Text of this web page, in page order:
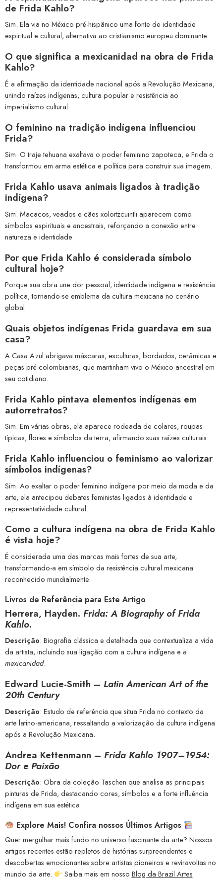
de Frida Kahlo?
Sim. Ela via no México pré-hispânico uma fonte de identidade
espiritual e cultural, alternativa ao cristianismo europeu dominante.
O que significa a mexicanidad na obra de Frida
Kahlo?
É a afirmação da identidade nacional após a Revolução Mexicana,
unindo raízes indígenas, cultura popular e resistência ao
imperialismo cultural.
O feminino na tradição indígena influenciou
Frida?
Sim. O traje tehuana exaltava o poder feminino zapoteca, e Frida o
transformou em arma estética e política para construir sua imagem.
Frida Kahlo usava animais ligados à tradição
indígena?
Sim. Macacos, veados e cães xoloitzcuintli aparecem como
símbolos espirituais e ancestrais, reforçando a conexão entre
natureza e identidade.
Por que Frida Kahlo é considerada símbolo
cultural hoje?
Porque sua obra une dor pessoal, identidade indígena e resistência
política, tornando-se emblema da cultura mexicana no cenário
global.
Quais objetos indígenas Frida guardava em sua
casa?
A Casa Azul abrigava máscaras, esculturas, bordados, cerâmicas e
peças pré-colombianas, que mantinham vivo o México ancestral em
seu cotidiano.
Frida Kahlo pintava elementos indígenas em
autorretratos?
Sim. Em várias obras, ela aparece rodeada de colares, roupas
típicas, flores e símbolos da terra, afirmando suas raízes culturais.
Frida Kahlo influenciou o feminismo ao valorizar
símbolos indígenas?
Sim. Ao exaltar o poder feminino indígena por meio da moda e da
arte, ela antecipou debates feministas ligados à identidade e
representatividade cultural.
Como a cultura indígena na obra de Frida Kahlo
é vista hoje?
É considerada uma das marcas mais fortes de sua arte,
transformando-a em símbolo da resistência cultural mexicana
reconhecido mundialmente.
Livros de Referência para Este Artigo
Herrera, Hayden. Frida: A Biography of Frida
Kahlo.
Descrição: Biografia clássica e detalhada que contextualiza a vida
da artista, incluindo sua ligação com a cultura indígena e a
mexicanidad.
Edward Lucie-Smith – Latin American Art of the
20th Century
Descrição: Estudo de referência que situa Frida no contexto da
arte latino-americana, ressaltando a valorização da cultura indígena
após a Revolução Mexicana.
Andrea Kettenmann – Frida Kahlo 1907–1954:
Dor e Paixão
Descrição: Obra da coleção Taschen que analisa as principais
pinturas de Frida, destacando cores, símbolos e a forte influência
indígena em sua estética.
Explore Mais! Confira nossos Últimos Artigos
Quer mergulhar mais fundo no universo fascinante da arte? Nossos
artigos recentes estão repletos de histórias surpreendentes e
descobertas emocionantes sobre artistas pioneiros e reviravoltas no
mundo da arte.
Saiba mais em nosso Blog da Brazil Artes.